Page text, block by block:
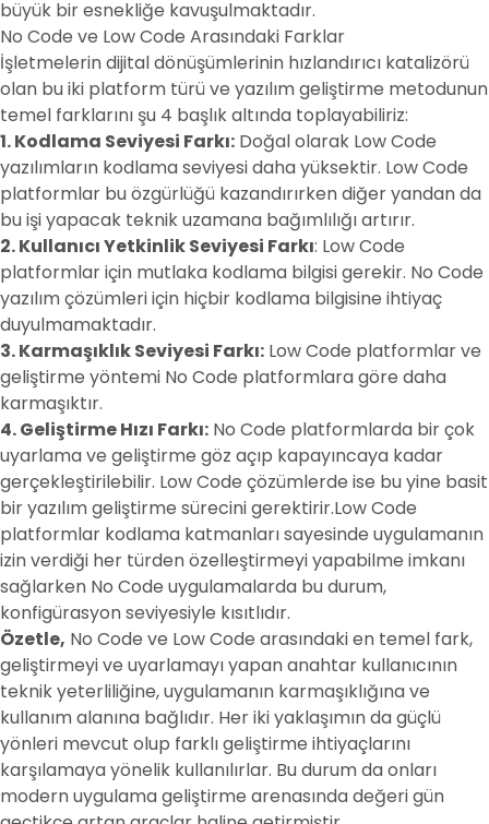
büyük bir esnekliğe kavuşulmaktadır.
No Code ve Low Code Arasındaki Farklar
İşletmelerin dijital dönüşümlerinin hızlandırıcı katalizörü
olan bu iki platform türü ve yazılım geliştirme metodunun
temel farklarını şu 4 başlık altında toplayabiliriz:
1. Kodlama Seviyesi Farkı: Doğal olarak Low Code
yazılımların kodlama seviyesi daha yüksektir. Low Code
platformlar bu özgürlüğü kazandırırken diğer yandan da
bu işi yapacak teknik uzamana bağımlılığı artırır.
2. Kullanıcı Yetkinlik Seviyesi Farkı: Low Code
platformlar için mutlaka kodlama bilgisi gerekir. No Code
yazılım çözümleri için hiçbir kodlama bilgisine ihtiyaç
duyulmamaktadır.
3. Karmaşıklık Seviyesi Farkı: Low Code platformlar ve
geliştirme yöntemi No Code platformlara göre daha
karmaşıktır.
4. Geliştirme Hızı Farkı: No Code platformlarda bir çok
uyarlama ve geliştirme göz açıp kapayıncaya kadar
gerçekleştirilebilir. Low Code çözümlerde ise bu yine basit
bir yazılım geliştirme sürecini gerektirir.Low Code
platformlar kodlama katmanları sayesinde uygulamanın
izin verdiği her türden özelleştirmeyi yapabilme imkanı
sağlarken No Code uygulamalarda bu durum,
konfigürasyon seviyesiyle kısıtlıdır.
Özetle, No Code ve Low Code arasındaki en temel fark,
geliştirmeyi ve uyarlamayı yapan anahtar kullanıcının
teknik yeterliliğine, uygulamanın karmaşıklığına ve
kullanım alanına bağlıdır. Her iki yaklaşımın da güçlü
yönleri mevcut olup farklı geliştirme ihtiyaçlarını
karşılamaya yönelik kullanılırlar. Bu durum da onları
modern uygulama geliştirme arenasında değeri gün